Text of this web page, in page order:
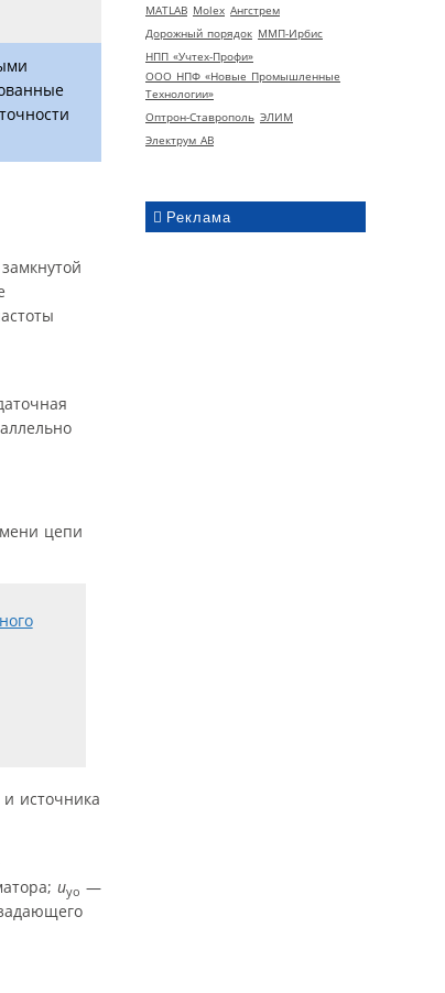
MATLAB Molex Ангстрем
Дорожный порядок ММП-Ирбис
НПП «Учтех-Профи»
ООО НПФ «Новые Промышленные
Технологии»
Оптрон-Ставрополь ЭЛИМ
Электрум АВ
Реклама
цепи
и источника
uуо —